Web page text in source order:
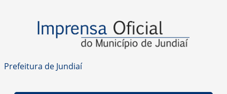
Prefeitura de Jundiaí